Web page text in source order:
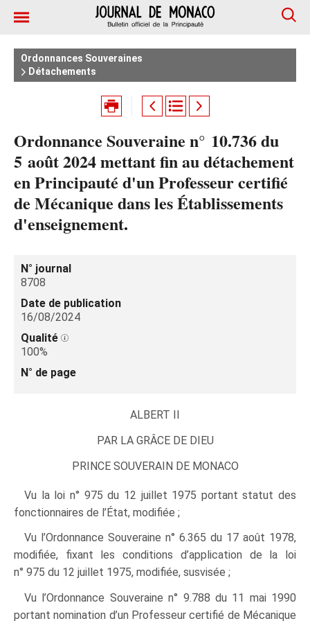
Ordonnances Souveraines
Détachements
Ordonnance Souveraine n° 10.736 du
5 août 2024 mettant fin au détachement
en Principauté d'un Professeur certifié
de Mécanique dans les Établissements
d'enseignement.
N° journal
8708
Date de publication
16/08/2024
Qualité
100%
N° de page
ALBERT II
PAR LA GRÂCE DE DIEU
PRINCE SOUVERAIN DE MONACO
Vu la loi n° 975 du 12 juillet 1975 portant statut des
fonctionnaires de l’État, modifiée ;
Vu l’Ordonnance Souveraine n° 6.365 du 17 août 1978,
modifiée, fixant les conditions d’application de la loi
n° 975 du 12 juillet 1975, modifiée, susvisée ;
Vu l’Ordonnance Souveraine n° 9.788 du 11 mai 1990
portant nomination d’un Professeur certifié de Mécanique